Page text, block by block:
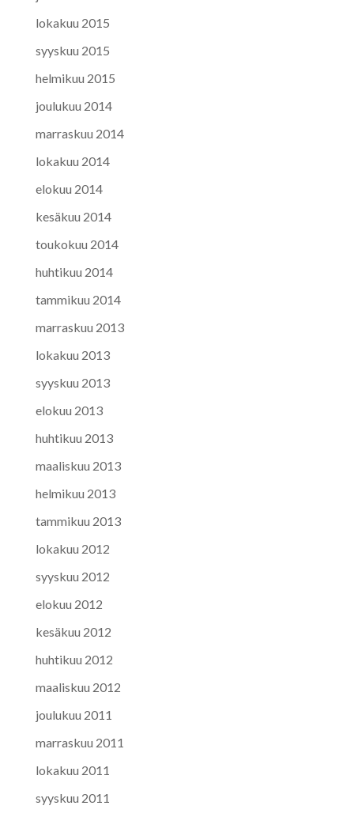
lokakuu 2015
syyskuu 2015
helmikuu 2015
joulukuu 2014
marraskuu 2014
lokakuu 2014
elokuu 2014
kesäkuu 2014
toukokuu 2014
huhtikuu 2014
tammikuu 2014
marraskuu 2013
lokakuu 2013
syyskuu 2013
elokuu 2013
huhtikuu 2013
maaliskuu 2013
helmikuu 2013
tammikuu 2013
lokakuu 2012
syyskuu 2012
elokuu 2012
kesäkuu 2012
huhtikuu 2012
maaliskuu 2012
joulukuu 2011
marraskuu 2011
lokakuu 2011
syyskuu 2011